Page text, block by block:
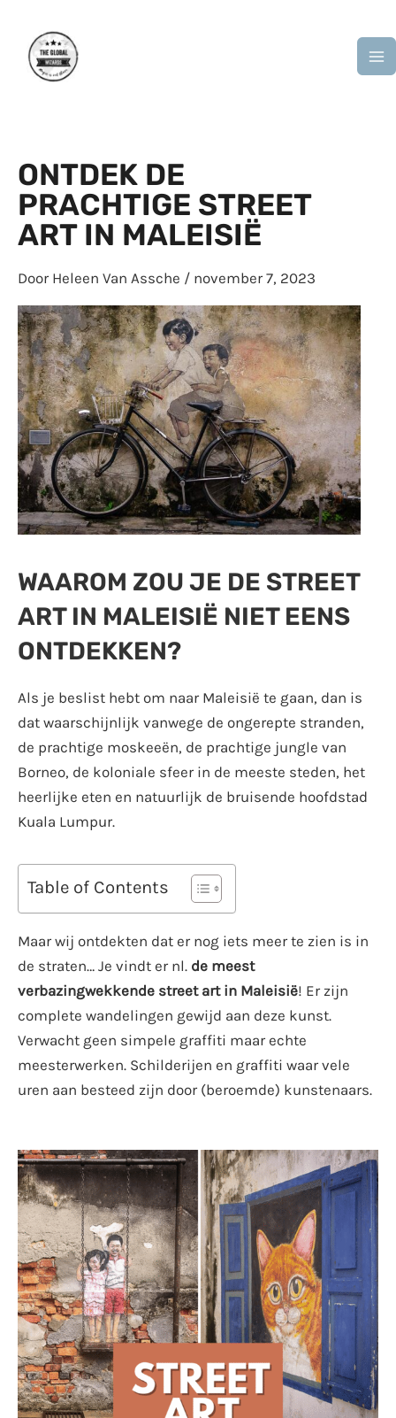
inhoud
ONTDEK DE
PRACHTIGE STREET
ART IN MALEISIË
Door Heleen Van Assche / november 7, 2023
WAAROM ZOU JE DE STREET
ART IN MALEISIË NIET EENS
ONTDEKKEN?
Als je beslist hebt om naar Maleisië te gaan, dan is
dat waarschijnlijk vanwege de ongerepte stranden,
de prachtige moskeeën, de prachtige jungle van
Borneo, de koloniale sfeer in de meeste steden, het
heerlijke eten en natuurlijk de bruisende hoofdstad
Kuala Lumpur.
Table of Contents
Maar wij ontdekten dat er nog iets meer te zien is in
de straten… Je vindt er nl. de meest
verbazingwekkende street art in Maleisië! Er zijn
complete wandelingen gewijd aan deze kunst.
Verwacht geen simpele graffiti maar echte
meesterwerken. Schilderijen en graffiti waar vele
uren aan besteed zijn door (beroemde) kunstenaars.